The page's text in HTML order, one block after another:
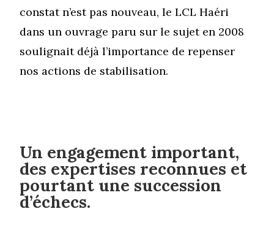
constat n’est pas nouveau, le LCL Haéri
dans un ouvrage paru sur le sujet en 2008
soulignait déjà l’importance de repenser
nos actions de stabilisation.
Un engagement important,
des expertises reconnues et
pourtant une succession
d’échecs.